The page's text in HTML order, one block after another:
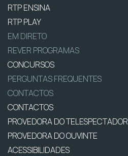
RTP ENSINA
RTP PLAY
EM DIRETO
REVER PROGRAMAS
CONCURSOS
PERGUNTAS FREQUENTES
CONTACTOS
CONTACTOS
PROVEDORA DO TELESPECTADOR
PROVEDORA DO OUVINTE
ACESSIBILIDADES